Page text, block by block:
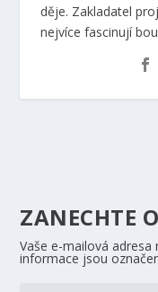
děje. Zakladatel
nejvíce fascinují
ZANECHTE
Vaše e-mailová adresa
informace jsou